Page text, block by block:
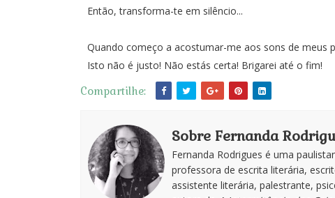
Então, transforma-te em silêncio...
Quando começo a acostumar-me aos sons de meus
Isto não é justo! Não estás certa! Brigarei até o fim!
Compartilhe:
Sobre Fernanda
Fernanda Rodrigues é uma
professora de escrita literária,
assistente literária, palestrante,